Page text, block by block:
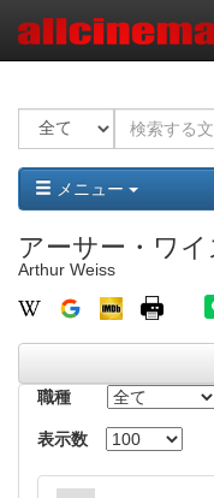
メニュー
アーサー・ワイ
Arthur Weiss
職種
表示数